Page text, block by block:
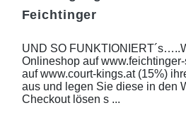
Feichtinger
UND SO
Onlineshop auf
auf www.court-kings.at (15%)
aus und legen Sie diese in den
Checkout lösen s ...